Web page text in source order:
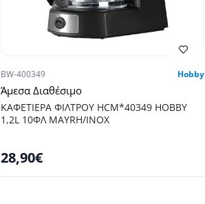
BW-400349 Hobby
Άμεσα Διαθέσιμο
ΚΑΦΕΤΙΕΡΑ ΦΙΛΤΡΟΥ HCM*40349 ΗΟΒΒΥ
1,2L 10ΦΛ MAYRH/INOX
28,90€